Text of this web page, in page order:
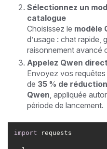
Sélectionnez un
catalogue
Choisissez le modèle
d’usage : chat rapide,
raisonnement avancé
Appelez Qwen
Envoyez vos requêtes
de 35 % de
Qwen , appliquée
période de lancement.
import